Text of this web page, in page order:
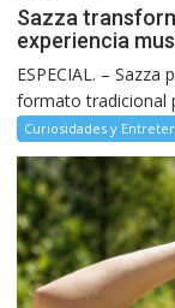
Sazza
experiencia
ESPECIAL. – Sazza
formato tradicional
Curiosidades y